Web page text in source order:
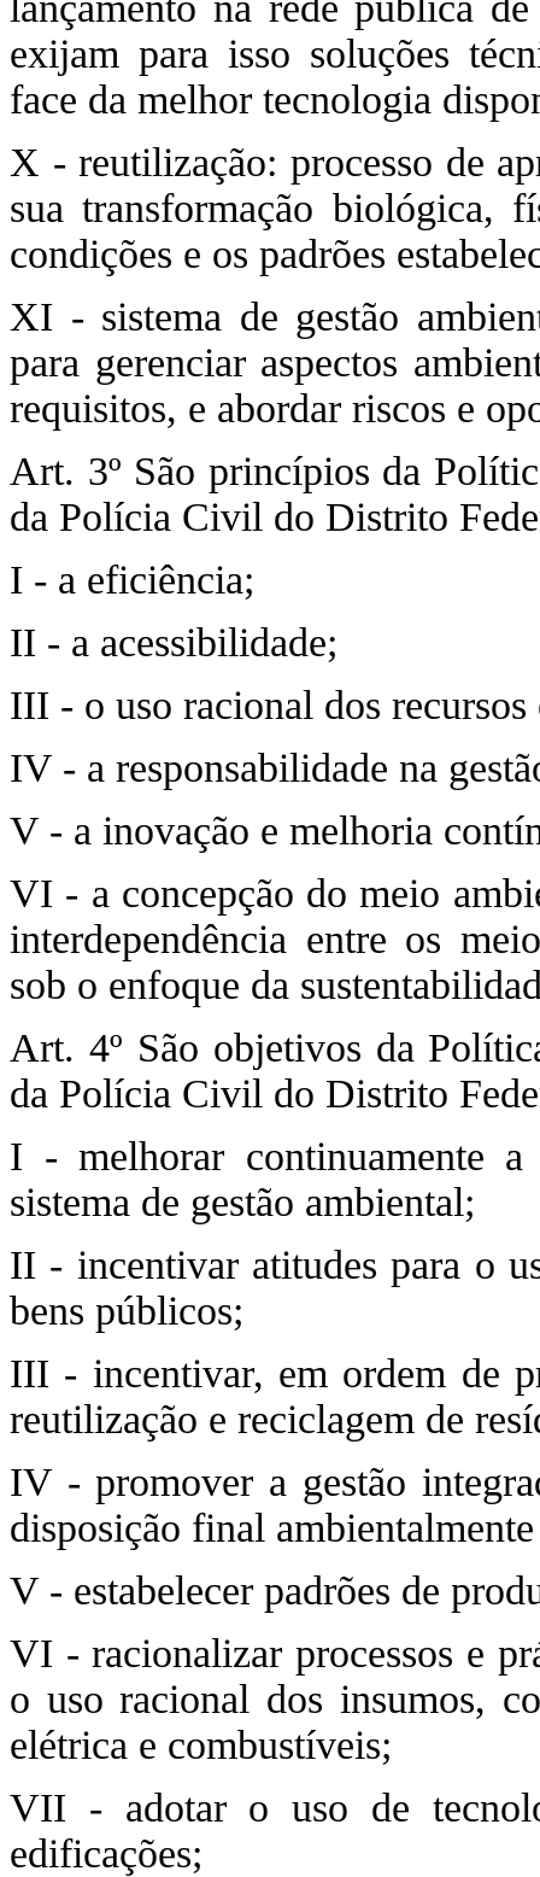
exijam para isso soluções
face da melhor tecnologia
X - reutilização: processo de
sua transformação biológica,
condições e os padrões
XI - sistema de gestão
para gerenciar aspectos
requisitos, e abordar riscos e
Art. 3º São princípios da
da Polícia Civil do Distrito
I - a eficiência;
II - a acessibilidade;
III - o uso racional dos recursos
IV - a responsabilidade na
V - a inovação e melhoria
VI - a concepção do meio
interdependência entre os
sob o enfoque da
Art. 4º São objetivos da
da Polícia Civil do Distrito
I - melhorar continuamente
sistema de gestão ambiental;
II - incentivar atitudes para o
bens públicos;
III - incentivar, em ordem de
reutilização e reciclagem de
IV - promover a gestão
disposição final
V - estabelecer padrões de
VI - racionalizar processos e
o uso racional dos insumos,
elétrica e combustíveis;
VII - adotar o uso de
edificações;